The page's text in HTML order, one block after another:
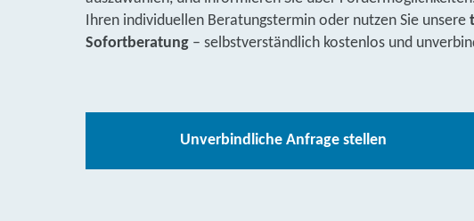
Ihren individuellen Beratungstermin oder nutzen Sie unsere
Sofortberatung – selbstverständlich kostenlos und
Unverbindliche Anfrage stellen